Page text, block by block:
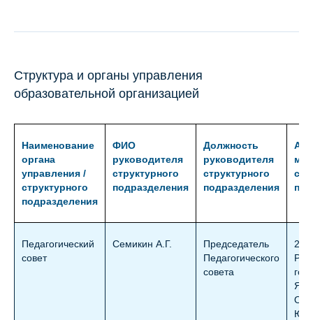
Структура и органы управления
образовательной организацией
Наименование
органа
управления /
структурного
подразделения
ФИО
руководителя
структурного
подразделения
Должность
руководителя
структурного
подразделения
Педагогический
совет
Семикин А.Г.
Председатель
Педагогического
совета